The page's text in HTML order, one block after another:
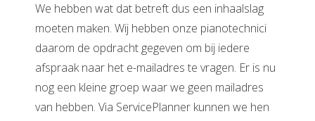
We hebben wat dat betreft dus een inhaalslag
moeten maken. Wij hebben onze pianotechnici
daarom de opdracht gegeven om bij iedere
afspraak naar het e-mailadres te vragen. Er is nu
nog een kleine groep waar we geen mailadres
van hebben. Via ServicePlanner kunnen we hen